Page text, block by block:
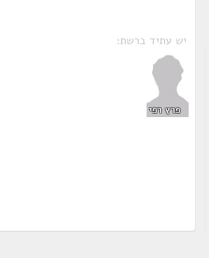
יש עתיד ברשת:
פרץ רפי